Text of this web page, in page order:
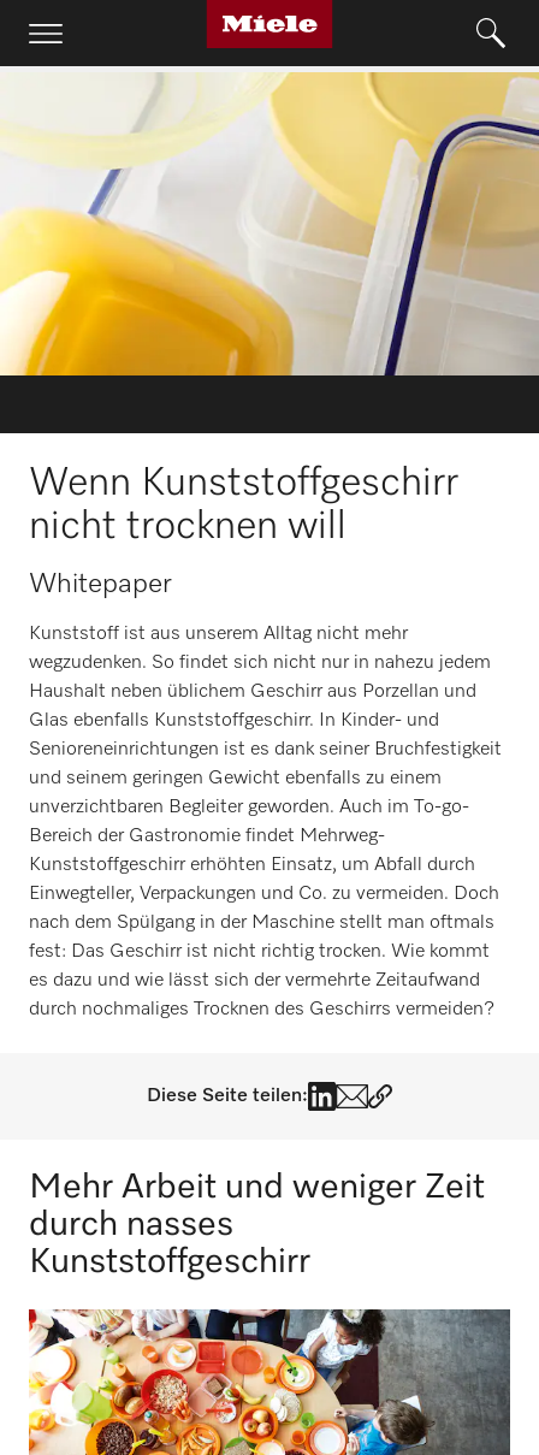
Wenn Kunststoffgeschirr
nicht trocknen will
Whitepaper
Kunststoff ist aus unserem Alltag nicht mehr
wegzudenken. So findet sich nicht nur in nahezu jedem
Haushalt neben üblichem Geschirr aus Porzellan und
Glas ebenfalls Kunststoffgeschirr. In Kinder- und
Senioreneinrichtungen ist es dank seiner Bruchfestigkeit
und seinem geringen Gewicht ebenfalls zu einem
unverzichtbaren Begleiter geworden. Auch im To-go-
Bereich der Gastronomie findet Mehrweg-
Kunststoffgeschirr erhöhten Einsatz, um Abfall durch
Einwegteller, Verpackungen und Co. zu vermeiden. Doch
nach dem Spülgang in der Maschine stellt man oftmals
fest: Das Geschirr ist nicht richtig trocken. Wie kommt
es dazu und wie lässt sich der vermehrte Zeitaufwand
durch nochmaliges Trocknen des Geschirrs vermeiden?
Diese Seite teilen:
Mehr Arbeit und weniger Zeit
durch nasses
Kunststoffgeschirr